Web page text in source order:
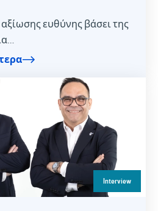
ευθύνης βάσει της
Interview